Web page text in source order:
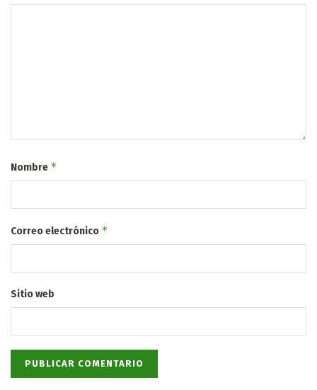
Nombre *
Correo electrónico *
Sitio web